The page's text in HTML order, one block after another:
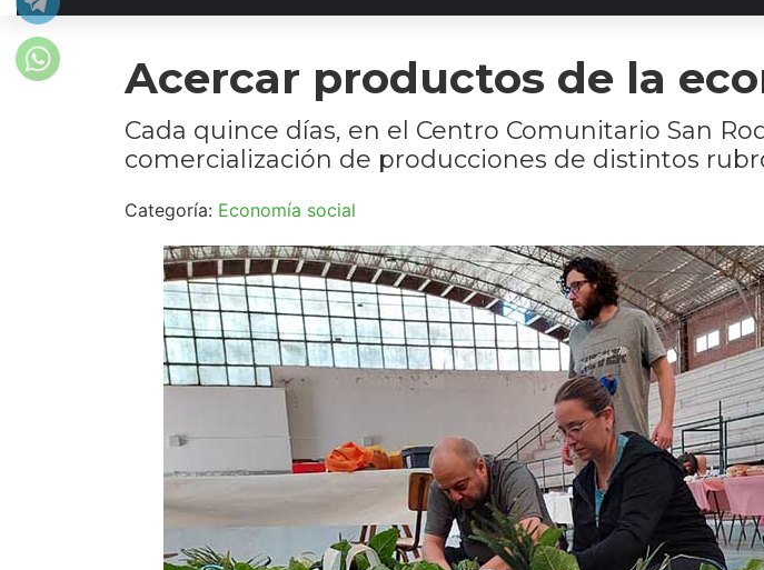
Acercar productos de la
Cada quince días, en el Centro Comunitario San
comercialización de producciones de distintos
Categoría: Economía social